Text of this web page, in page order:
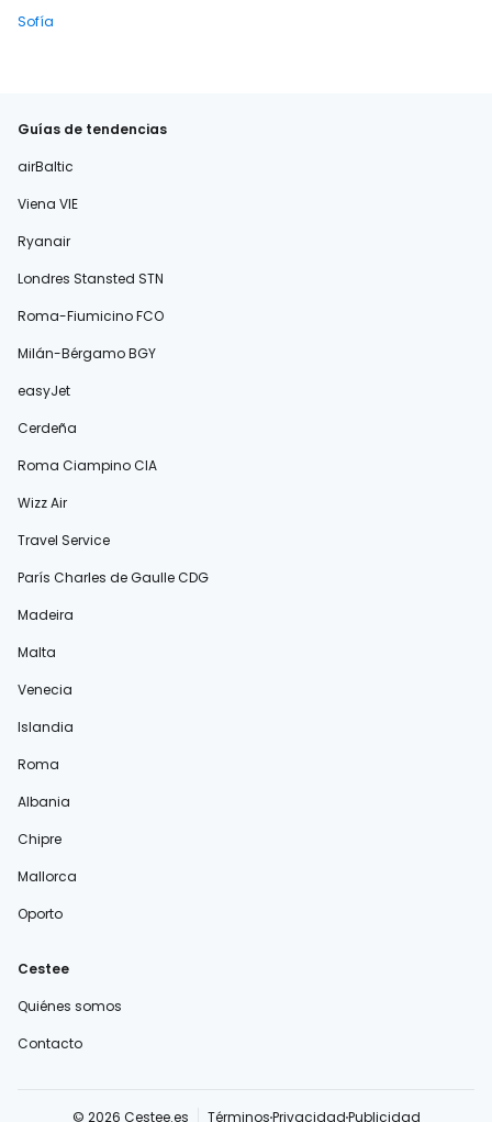
Sofía
Guías de tendencias
airBaltic
Viena VIE
Ryanair
Londres Stansted STN
Roma-Fiumicino FCO
Milán-Bérgamo BGY
easyJet
Cerdeña
Roma Ciampino CIA
Wizz Air
Travel Service
París Charles de Gaulle CDG
Madeira
Malta
Venecia
Islandia
Roma
Albania
Chipre
Mallorca
Oporto
Cestee
Quiénes somos
Contacto
© 2026 Cestee.es TérminosPrivacidadPublicidad